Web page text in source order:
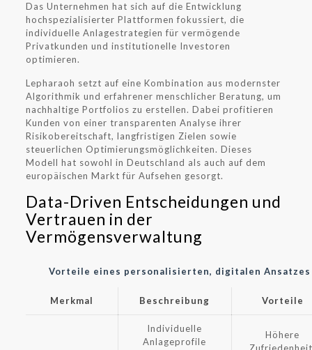
Das Unternehmen hat sich auf die Entwicklung
hochspezialisierter Plattformen fokussiert, die
individuelle Anlagestrategien für vermögende
Privatkunden und institutionelle Investoren
optimieren.
Lepharaoh setzt auf eine Kombination aus modernster
Algorithmik und erfahrener menschlicher Beratung, um
nachhaltige Portfolios zu erstellen. Dabei profitieren
Kunden von einer transparenten Analyse ihrer
Risikobereitschaft, langfristigen Zielen sowie
steuerlichen Optimierungsmöglichkeiten. Dieses
Modell hat sowohl in Deutschland als auch auf dem
europäischen Markt für Aufsehen gesorgt.
Data-Driven Entscheidungen und
Vertrauen in der
Vermögensverwaltung
Vorteile eines personalisierten, digitalen Ansatzes
Merkmal Beschreibung Vorteile
Individuelle
Anlageprofile
Höhere